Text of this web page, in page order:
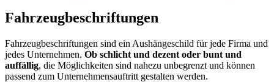
Fahrzeugbeschriftungen
Fahrzeugbeschriftungen sind ein Aushängeschild für jede Firma und
jedes Unternehmen. Ob schlicht und dezent oder bunt und
auffällig, die Möglichkeiten sind nahezu unbegrenzt und können
passend zum Unternehmensauftritt gestalten werden.